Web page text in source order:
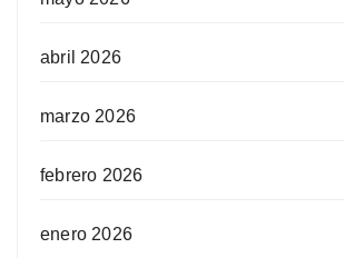
abril 2026
marzo 2026
febrero 2026
enero 2026